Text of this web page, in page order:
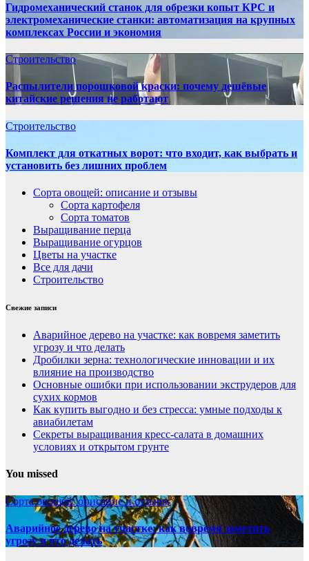
Гидромеханический станок для обрезки копыт КРС и
электромеханические станки: автоматизация на крупных
комплексах России и экономия
Строительство
Распылители порошковой краски: почему дешёвые
китайские решения не работают
Строительство
Комплект для откатных ворот: что входит, как выбрать и
установить без лишних проблем
Сорта овощей: описание и отзывы
Сорта картофеля
Сорта томатов
Выращивание перца
Выращивание огурцов
Цветы на участке
Все для дачи
Строительство
Свежие записи
Аварийное дерево на участке: как вовремя заметить
угрозу и что делать
Дробилки зерна: технологические инновации и их
влияние на производство
Основные ошибки при использовании экструдеров для
сухих кормов
Как купить выгодно и без стресса: умные подходы к
авиабилетам
Секреты выращивания кресс-салата в домашних
условиях и открытом грунте
You missed
Сорта овощей: описание и отзывы
Аварийное дерево на участке: как вовремя заметить
угрозу и что делать